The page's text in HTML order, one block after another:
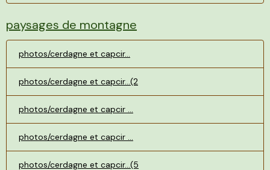
paysages de montagne
photos/cerdagne et capcir...
photos/cerdagne et capcir...(2
photos/cerdagne et capcir ...
photos/cerdagne et capcir ...
photos/cerdagne et capcir...(5